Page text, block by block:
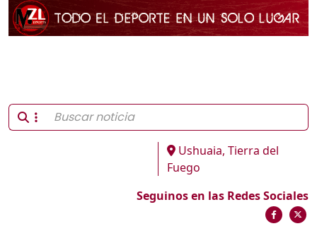
Ushuaia, Tierra del
Fuego
Seguinos en las Redes Sociales